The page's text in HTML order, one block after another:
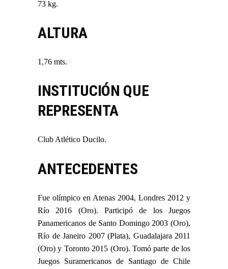
73 kg.
ALTURA
1,76 mts.
INSTITUCIÓN QUE
REPRESENTA
Club Atlético Ducilo.
ANTECEDENTES
Fue olímpico en Atenas 2004, Londres 2012 y
Río 2016 (Oro). Participó de los Juegos
Panamericanos de Santo Domingo 2003 (Oro),
Río de Janeiro 2007 (Plata), Guadalajara 2011
(Oro) y Toronto 2015 (Oro). Tomó parte de los
Juegos Suramericanos de Santiago de Chile